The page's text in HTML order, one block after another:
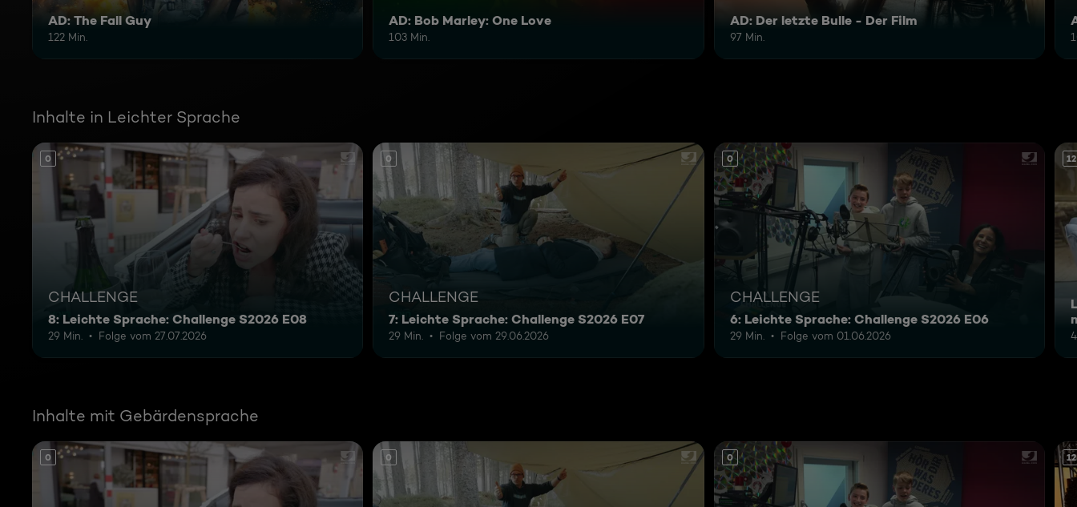
AD: The Fall Guy
122 Min.
AD: Bob Marley: One Love
103 Min.
AD: Der letzte Bulle - Der Film
97 Min.
Inhalte in Leichter Sprache
0
CHALLENGE
8: Leichte Sprache: Challenge S2026 E08
29 Min. Folge vom 27.07.2026
0
CHALLENGE
7: Leichte Sprache: Challenge S2026 E07
29 Min. Folge vom 29.06.2026
0
CHALLENGE
6: Leichte Sprache: Challenge S2026 E06
29 Min. Folge vom 01.06.2026
12
Inhalte mit Gebärdensprache
0 0 0 12